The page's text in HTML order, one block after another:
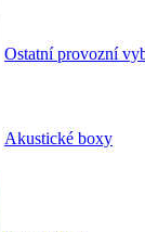
Ostatní provozní
Akustické boxy